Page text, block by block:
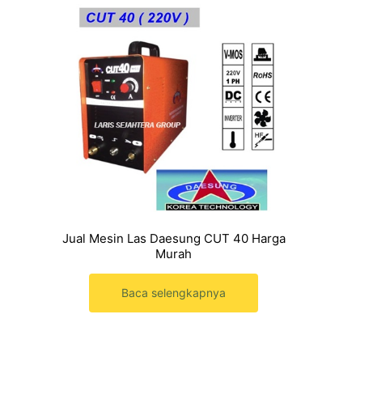
Jual Mesin Las Daesung CUT 40 Harga
Murah
Baca selengkapnya